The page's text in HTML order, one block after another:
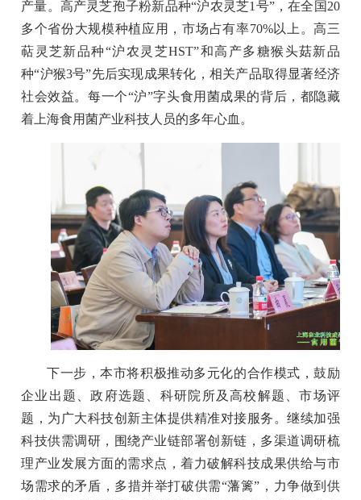
产量。高产灵芝孢子粉新品种“沪农灵芝1号”，在全国20
多个省份大规模种植应用，市场占有率70%以上。高三
萜灵芝新品种“沪农灵芝HST”和高产多糖猴头菇新品
种“沪猴3号”先后实现成果转化，相关产品取得显著经济
社会效益。每一个“沪”字头食用菌成果的背后，都隐藏
着上海食用菌产业科技人员的多年心血。
下一步，本市将积极推动多元化的合作模式，鼓励
企业出题、政府选题、科研院所及高校解题、市场评
题，为广大科技创新主体提供精准对接服务。继续加强
科技供需调研，围绕产业链部署创新链，多渠道调研梳
理产业发展方面的需求点，着力破解科技成果供给与市
场需求的矛盾，多措并举打破供需“藩篱”，力争做到供